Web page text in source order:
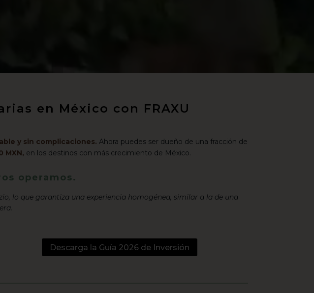
en México con FRAXU
y sin complicaciones. Ahora puedes ser dueño de una fracción de
MXN, en los destinos con más crecimiento de México.
operamos.
lo que garantiza una experiencia homogénea, similar a la de una
Descarga la Guía 2026 de Inversión